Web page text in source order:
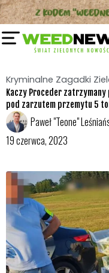
Przejdź
do
treści
Kryminalne Zagadki
Kaczy Proceder zatrzymany
pod zarzutem przemytu 5
Paweł "Teone"
19 czerwca, 2023